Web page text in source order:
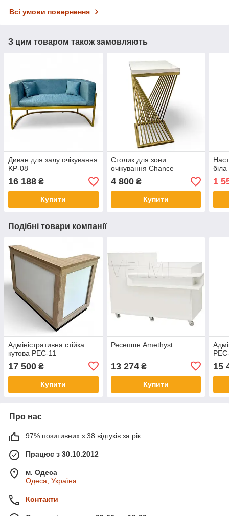
Всі умови повернення
З цим товаром також замовляють
Диван для залу очікування
KP-08
16 188 ₴
Купити
Столик для зони
очікування Chance
4 800₴
Купити
біла
1
Подібні товари компанії
Адміністративна стійка
кутова PEC-11
17 500 ₴
Купити
Ресепшн Amethyst
13 274₴
Купити
15
Про нас
97% позитивних з 38 відгуків за рік
Працює з 30.10.2012
м. Одеса
Одеса, Україна
Контакти